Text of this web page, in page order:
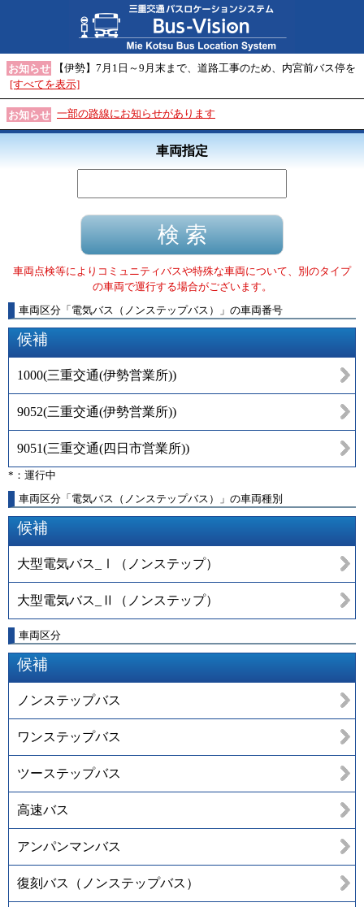
お知らせ
【伊勢】7月1日～9月末まで、道路工事のため、内宮前バス停を
[すべてを表示]
お知らせ 一部の路線にお知らせがあります
車両指定
車両点検等によりコミュニティバスや特殊な車両について、別のタイプ
の車両で運行する場合がございます。
車両区分 「 電気バス（ノンステップバス） 」 の車両番号
候補
1000(三重交通(伊勢営業所))
9052(三重交通(伊勢営業所))
9051(三重交通(四日市営業所))
*：運行中
車両区分「電気バス（ノンステップバス）」の車両種別
候補
大型電気バス_Ⅰ（ノンステップ）
大型電気バス_Ⅱ（ノンステップ）
車両区分
候補
ノンステップバス
ワンステップバス
ツーステップバス
高速バス
アンパンマンバス
復刻バス（ノンステップバス）